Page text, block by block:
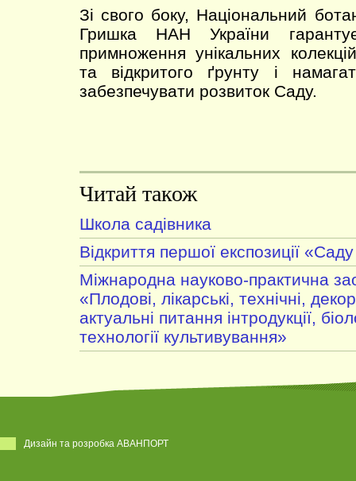
Зі свого боку, Національний
Гришка НАН України
примноження унікальних
та відкритого ґрунту і
забезпечувати розвиток Саду.
Читай також
Школа садівника
Відкриття першої експозиції
Міжнародна науково-практична
«Плодові, лікарські, технічні,
актуальні питання інтродукції,
технології культивування»
Дизайн та розробка АВАНПОРТ